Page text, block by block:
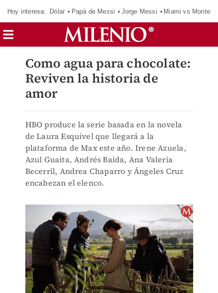
Hoy interesa: Dólar Papá de Messi Jorge Messi Miami vs
Como agua para chocolate:
Reviven la historia de
amor
HBO produce la serie basada en la novela
de Laura Esquivel que llegará a la
plataforma de Max este año. Irene Azuela,
Azul Guaita, Andrés Baida, Ana Valeria
Becerril, Andrea Chaparro y Ángeles Cruz
encabezan el elenco.